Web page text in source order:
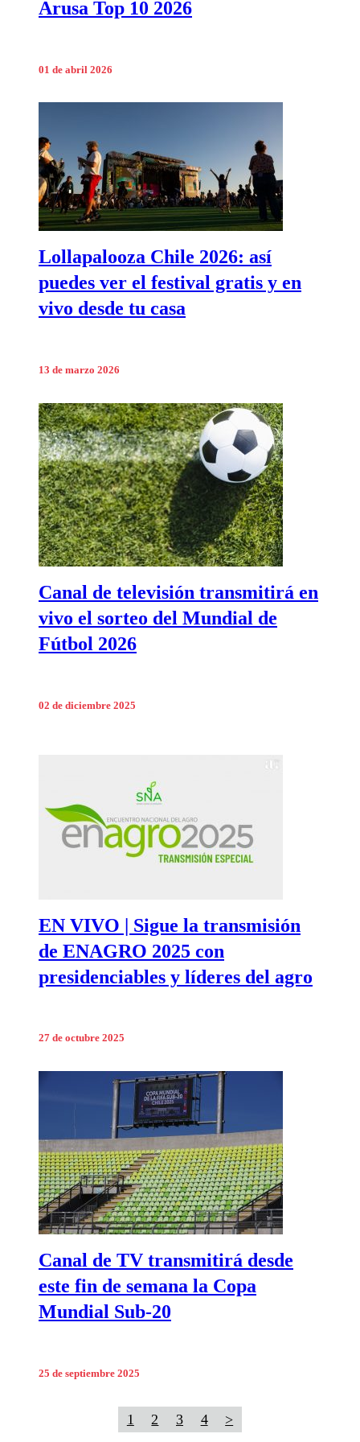
Arusa Top 10 2026
01 de abril 2026
Lollapalooza Chile 2026: así
puedes ver el festival gratis y en
vivo desde tu casa
13 de marzo 2026
Canal de televisión transmitirá en
vivo el sorteo del Mundial de
Fútbol 2026
02 de diciembre 2025
EN VIVO | Sigue la transmisión
de ENAGRO 2025 con
presidenciables y líderes del agro
27 de octubre 2025
Canal de TV transmitirá desde
este fin de semana la Copa
Mundial Sub-20
25 de septiembre 2025
1 2 3 4 >